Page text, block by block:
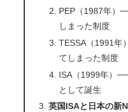
PEP（1987年）
しまった制度
TESSA（1991年
てしまった制度
ISA（1999年）
として誕生
英国ISAと日本の新